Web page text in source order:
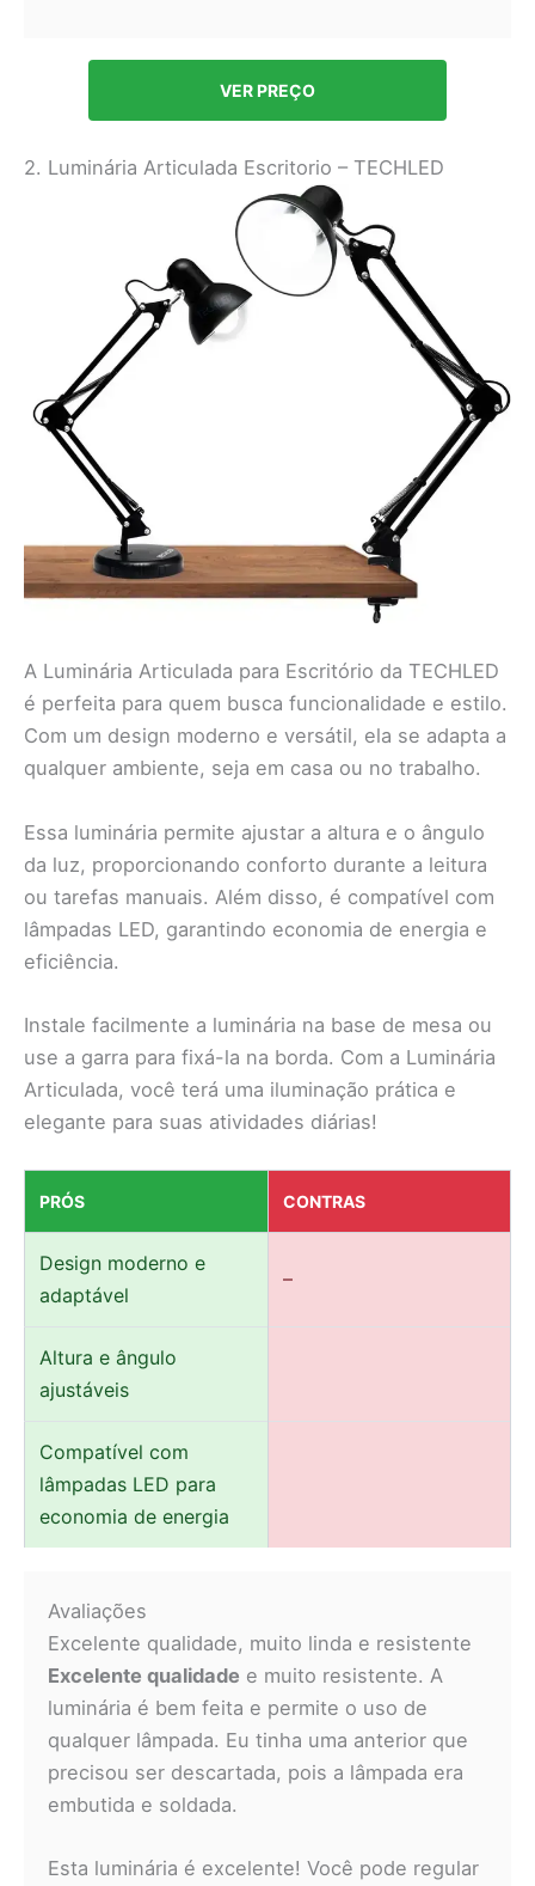
VER PREÇO
2. Luminária Articulada Escritorio – TECHLED
A Luminária Articulada para Escritório da TECHLED
é perfeita para quem busca funcionalidade e estilo.
Com um design moderno e versátil, ela se adapta a
qualquer ambiente, seja em casa ou no trabalho.
Essa luminária permite ajustar a altura e o ângulo
da luz, proporcionando conforto durante a leitura
ou tarefas manuais. Além disso, é compatível com
lâmpadas LED, garantindo economia de energia e
eficiência.
Instale facilmente a luminária na base de mesa ou
use a garra para fixá-la na borda. Com a Luminária
Articulada, você terá uma iluminação prática e
elegante para suas atividades diárias!
PRÓS CONTRAS
Design moderno e
adaptável
–
Altura e ângulo
ajustáveis
Compatível com
lâmpadas LED para
economia de energia
Avaliações
Excelente qualidade, muito linda e resistente
Excelente qualidade e muito resistente. A
luminária é bem feita e permite o uso de
qualquer lâmpada. Eu tinha uma anterior que
precisou ser descartada, pois a lâmpada era
embutida e soldada.
Esta luminária é excelente! Você pode regular